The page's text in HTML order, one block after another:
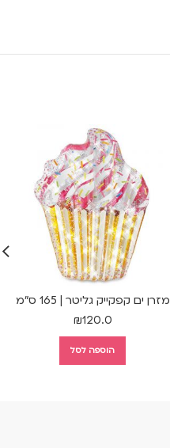
מזרן ים קפקייק גליטר | 165 ס"מ
₪120.0
הוספה לסל